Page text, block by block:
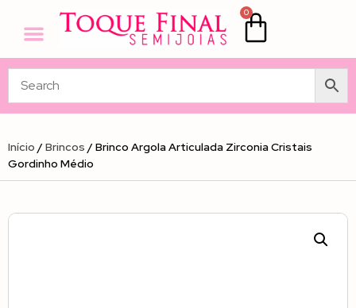
0
Início /Brincos / Brinco Argola Articulada Zirconia Cristais
Gordinho Médio